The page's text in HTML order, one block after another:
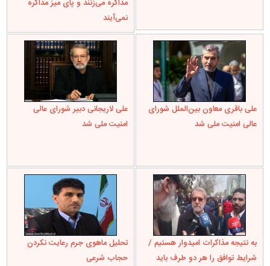
مذاکره می‌زنند و پای میز مذاکره
نمی‌آیند
علی باقری معاون بین‌الملل شورای
عالی امنیت ملی شد
علی لاریجانی دبیر شورای عالی
امنیت ملی شد
به نتیجه مذاکرات امیدوار هستیم /
شرایط توافق را هر دو طرف باید
تحلیل ماهوی جرم رعایت نکردن
حجاب شرعی